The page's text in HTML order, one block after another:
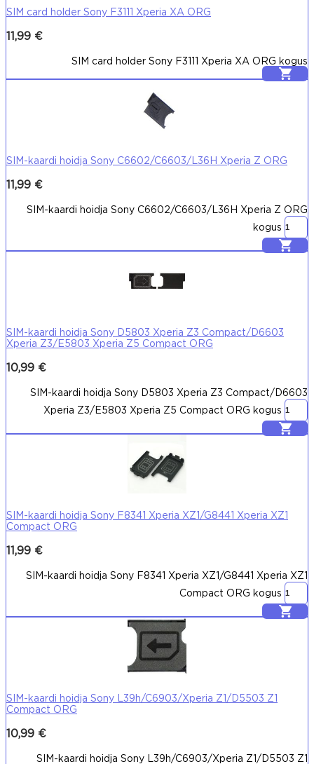
SIM card holder Sony F3111 Xperia XA ORG
11,99 €
SIM card holder Sony F3111 Xperia XA ORG kogus
Lisa korvi
SIM-kaardi hoidja Sony C6602/C6603/L36H Xperia Z ORG
11,99 €
SIM-kaardi hoidja Sony C6602/C6603/L36H Xperia Z ORG
kogus
Lisa korvi
SIM-kaardi hoidja Sony D5803 Xperia Z3 Compact/D6603
Xperia Z3/E5803 Xperia Z5 Compact ORG
10,99 €
SIM-kaardi hoidja Sony D5803 Xperia Z3 Compact/D6603
Xperia Z3/E5803 Xperia Z5 Compact ORG kogus
Lisa korvi
SIM-kaardi hoidja Sony F8341 Xperia XZ1/G8441 Xperia XZ1
Compact ORG
11,99 €
SIM-kaardi hoidja Sony F8341 Xperia XZ1/G8441 Xperia XZ1
Compact ORG kogus
Lisa korvi
SIM-kaardi hoidja Sony L39h/C6903/Xperia Z1/D5503 Z1
Compact ORG
10,99 €
SIM-kaardi hoidja Sony L39h/C6903/Xperia Z1/D5503 Z1